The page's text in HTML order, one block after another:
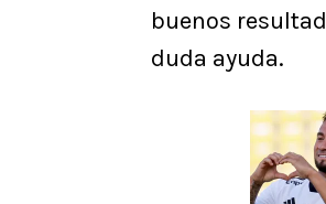
buenos
duda ayuda.